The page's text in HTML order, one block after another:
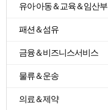
유아·아동＆교육＆임산부
패션＆섬유
금융＆비즈니스서비스
물류＆운송
의료＆제약